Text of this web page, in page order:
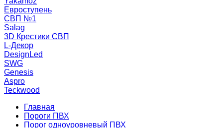
Евроступень
СВП №1
Salag
3D Крестики СВП
L-Декор
DesignLed
SWG
Genesis
Aspro
Teckwood
Главная
Пороги ПВХ
Порог одноуровневый ПВХ